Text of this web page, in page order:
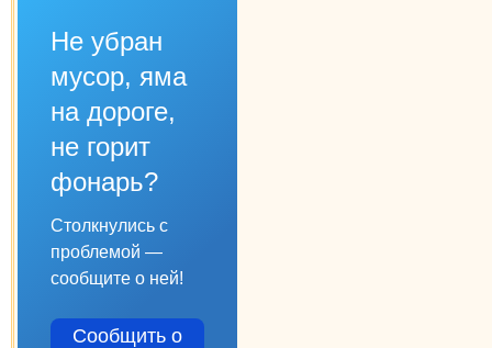
Не убран
мусор, яма
на дороге,
не горит
фонарь?
Столкнулись с
проблемой —
сообщите о ней!
Сообщить о